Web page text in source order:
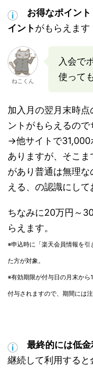
お得なポイント
イントがもらえます
ねこくん
入会で
使って
加入月の翌月末時
ントがもらえるので
→他サイトで31,000
ありますが、そこ
があり普通は無理
える、の認識にして
ちなみに20万円～
らえます。
※申込時に「楽天会員情報を引
た方が対象。
※有効期限が付与日の月末から
付与されますので、期間には注
最終的には低金
継続して利用すると